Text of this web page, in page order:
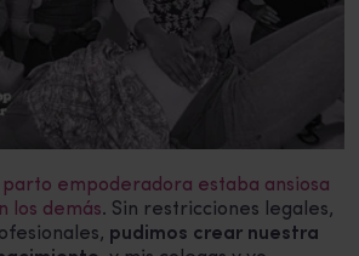
empoderadora estaba ansiosa
los demás. Sin restricciones legales,
pudimos crear nuestra